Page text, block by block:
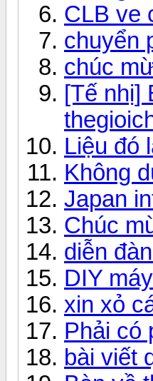
CLB ve
chuyển
chúc
[Tế nhị]
Liệu đó
Không
Japan
Chúc
diễn
DIY
xin xỏ
Phải có
bài viết